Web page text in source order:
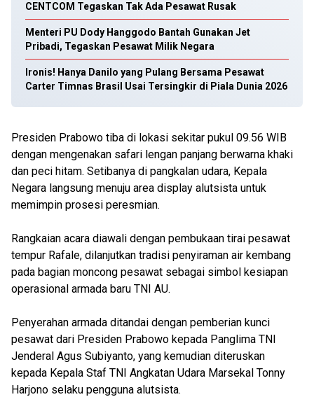
CENTCOM Tegaskan Tak Ada Pesawat Rusak
Menteri PU Dody Hanggodo Bantah Gunakan Jet
Pribadi, Tegaskan Pesawat Milik Negara
Ironis! Hanya Danilo yang Pulang Bersama Pesawat
Carter Timnas Brasil Usai Tersingkir di Piala Dunia 2026
Presiden Prabowo tiba di lokasi sekitar pukul 09.56 WIB
dengan mengenakan safari lengan panjang berwarna khaki
dan peci hitam. Setibanya di pangkalan udara, Kepala
Negara langsung menuju area display alutsista untuk
memimpin prosesi peresmian.
Rangkaian acara diawali dengan pembukaan tirai pesawat
tempur Rafale, dilanjutkan tradisi penyiraman air kembang
pada bagian moncong pesawat sebagai simbol kesiapan
operasional armada baru TNI AU.
Penyerahan armada ditandai dengan pemberian kunci
pesawat dari Presiden Prabowo kepada Panglima TNI
Jenderal Agus Subiyanto, yang kemudian diteruskan
kepada Kepala Staf TNI Angkatan Udara Marsekal Tonny
Harjono selaku pengguna alutsista.